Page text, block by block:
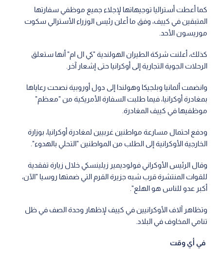
كما أعطت أستراليا توجيهاتها لإجلاء جميع موظفي سفارتها
المتبقين في كييف، وفق ما أعلن رئيس الوزراء الأسترالي سكوت
موريسون الأحد.
كذلك، أعلنت شركة الطيران الهولندية "كي ال ام" أنها ستعلق
الرحلات الجوية التجارية إلى أوكرانيا حتى إشعار آخر.
وانضمت ألمانيا وبلجيكا وهولندا إلى دول أوروبية نصحت رعاياها
بمغادرة أوكرانيا، فيما طلبت السفارة الأمريكية من "معظم"
موظفيها في كييف المغادرة.
ودفع احتمال مسارعة مواطنين غربيين لمغادرة أوكرانيا، بوزارة
الخارجية الأوكرانية إلى الطلب من المواطنين "التحلي بالهدوء".
وقال الرئيس الأوكراني فولوديمير زيلينسكي خلال زيارة تفقدية
للقوات المنتشرة قرب شبه جزيرة القرم التي ضمتها روسيا "الآن،
أكبر عدو للناس هو الهلع".
وتظاهر آلاف الأوكرانيين في كييف لإظهار وحدة الصف في ظل
تنامي المخاوف في البلاد.
في أي وقت